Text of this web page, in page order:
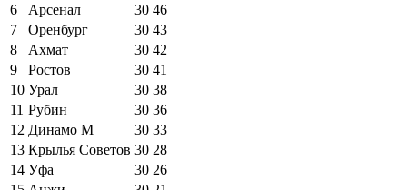
6
Арсенал 30 46
7
Оренбург 30 43
8
Ахмат 30 42
9
Ростов 30 41
10 Урал 30 38
11 Рубин 30 36
12 Динамо М 30 33
13 Крылья Советов 30 28
14 Уфа 30 26